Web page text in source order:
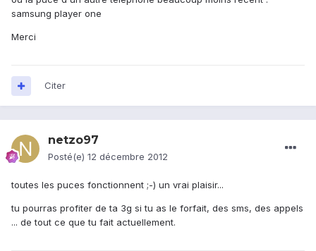
samsung player one
Merci
Citer
netzo97
Posté(e) 12 décembre 2012
toutes les puces fonctionnent ;-) un vrai plaisir...
tu pourras profiter de ta 3g si tu as le forfait, des sms, des appels
... de tout ce que tu fait actuellement.